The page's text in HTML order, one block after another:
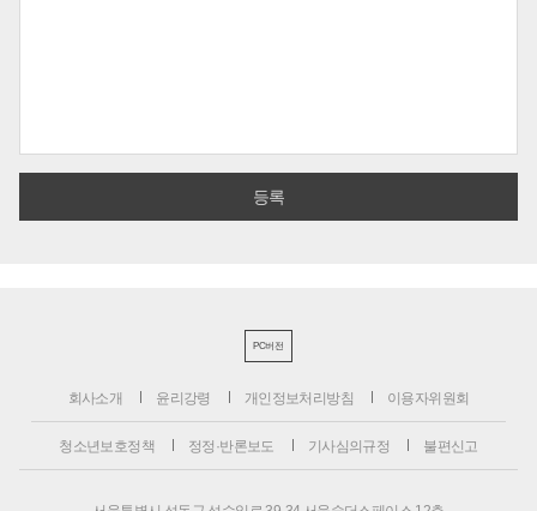
PC버전
회사소개 윤리강령 개인정보처리방침 이용자위원회
청소년보호정책 정정·반론보도 기사심의규정 불편신고